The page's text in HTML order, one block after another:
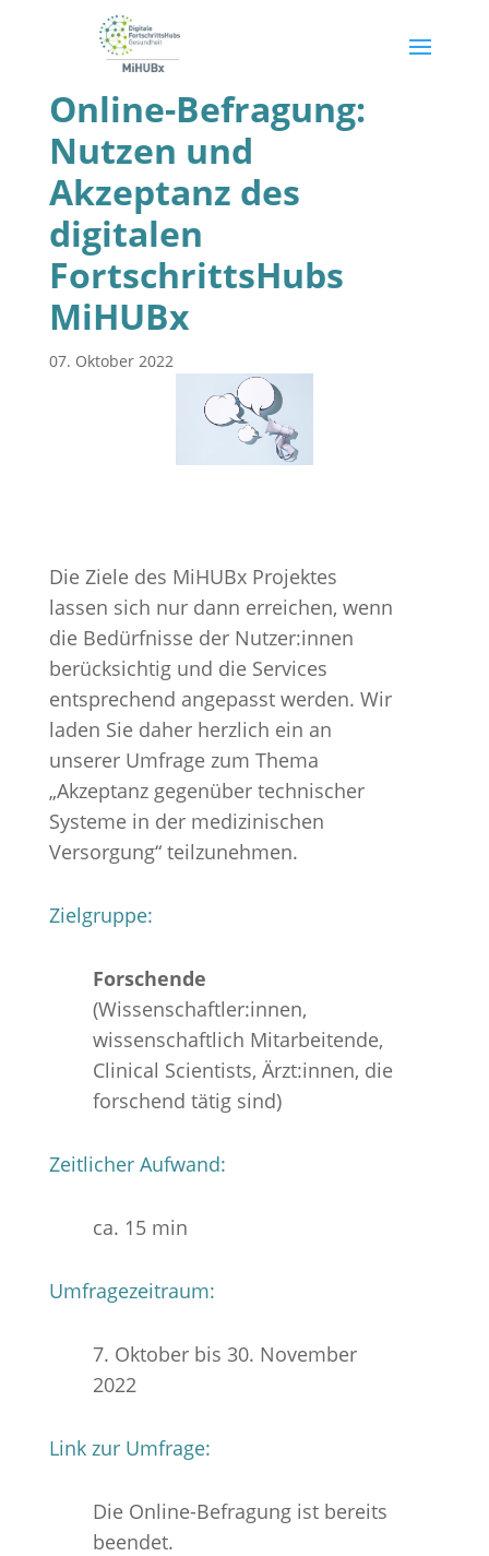
Online-Befragung:
Nutzen und
Akzeptanz des
digitalen
FortschrittsHubs
MiHUBx
07. Oktober 2022
Die Ziele des MiHUBx Projektes
lassen sich nur dann erreichen, wenn
die Bedürfnisse der Nutzer:innen
berücksichtig und die Services
entsprechend angepasst werden. Wir
laden Sie daher herzlich ein an
unserer Umfrage zum Thema
„Akzeptanz gegenüber technischer
Systeme in der medizinischen
Versorgung“ teilzunehmen.
Zielgruppe:
Forschende
(Wissenschaftler:innen,
wissenschaftlich Mitarbeitende,
Clinical Scientists, Ärzt:innen, die
forschend tätig sind)
Zeitlicher Aufwand:
ca. 15 min
Umfragezeitraum:
7. Oktober bis 30. November
2022
Link zur Umfrage:
Die Online-Befragung ist bereits
beendet.